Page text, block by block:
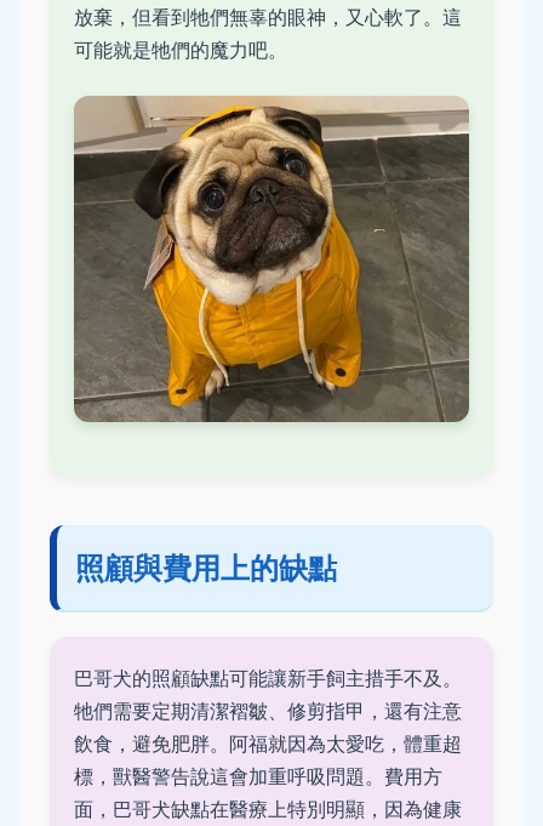
放棄，但看到牠們無辜的眼神，又心軟了。這
可能就是牠們的魔力吧。
照顧與費用上的缺點
巴哥犬的照顧缺點可能讓新手飼主措手不及。
牠們需要定期清潔褶皺、修剪指甲，還有注意
飲食，避免肥胖。阿福就因為太愛吃，體重超
標，獸醫警告說這會加重呼吸問題。費用方
面，巴哥犬缺點在醫療上特別明顯，因為健康